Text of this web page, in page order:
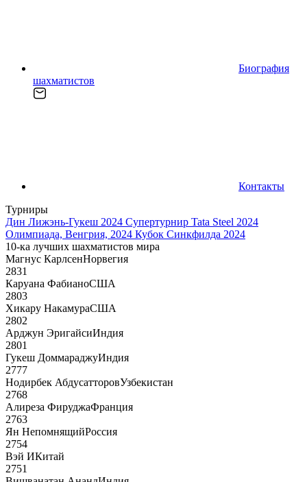
Биография
шахматистов
Контакты
Турниры
Дин Лижэнь-Гукеш 2024 Супертурнир Tata Steel 2024
Олимпиада, Венгрия, 2024 Кубок Синкфилда 2024
10-ка лучших шахматистов мира
Магнус КарлсенНорвегия
2831
Каруана ФабианоСША
2803
Хикару НакамураСША
2802
Арджун ЭригайсиИндия
2801
Гукеш ДоммараджуИндия
2777
Нодирбек АбдусатторовУзбекистан
2768
Алиреза ФируджаФранция
2763
Ян НепомнящийРоссия
2754
Вэй ИКитай
2751